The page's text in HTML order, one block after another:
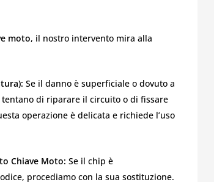
moto, il nostro intervento mira alla
Se il danno è superficiale o dovuto a
di riparare il circuito o di fissare
operazione è delicata e richiede l’uso
Chiave Moto: Se il chip è
procediamo con la sua sostituzione.